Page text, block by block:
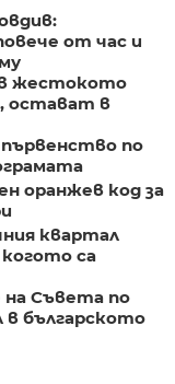
от час и
жестокото
остават в
по
оранжев код за
квартал
са
на Съвета по
в българското